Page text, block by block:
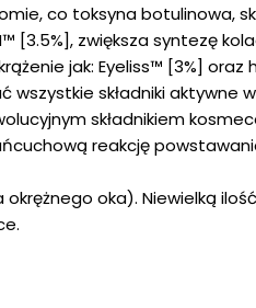
co toksyna botulinowa,
[3.5%], zwiększa syntezę
jak: Eyeliss™ [3%] oraz
wszystkie składniki aktywne
składnikiem
reakcję
oka). Niewielką